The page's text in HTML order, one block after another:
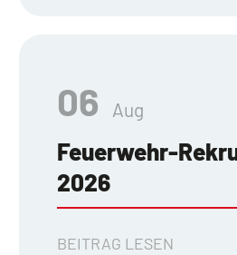
Aug
06
Feuerwehr-
2026
BEITRAG LESEN